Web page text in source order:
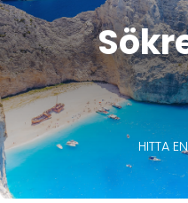
HITTA